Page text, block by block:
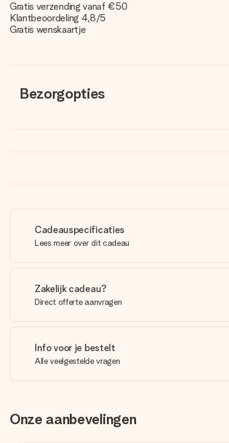
Gratis verzending vanaf €50
Klantbeoordeling 4,8/5
Gratis wenskaartje
Bezorgopties
Cadeauspecificaties
Lees meer over dit cadeau
Zakelijk cadeau?
Direct offerte aanvragen
Info voor je bestelt
Alle veelgestelde vragen
Onze aanbevelingen